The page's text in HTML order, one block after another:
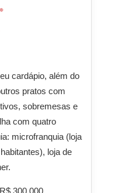
cardápio, além do
pratos com
sobremesas e
com quatro
microfranquia (loja
loja de
300.000